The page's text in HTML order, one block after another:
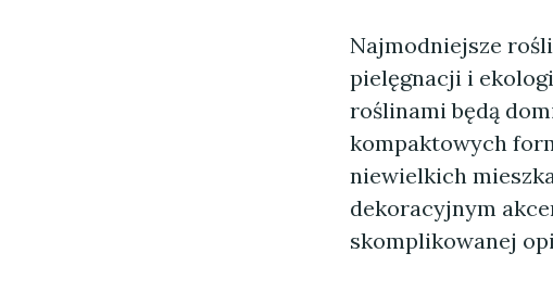
Najmodniejsze
pielęgnacji i
roślinami będą
kompaktowych
niewielkich
dekoracyjnym
skomplikowanej